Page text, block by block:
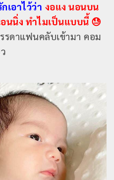
เอาไว้ว่า งอแง นอนบน
นิ่ง ทำไมเป็นแบบนี้ 😓
รดาแฟนคลับเข้ามา คอม